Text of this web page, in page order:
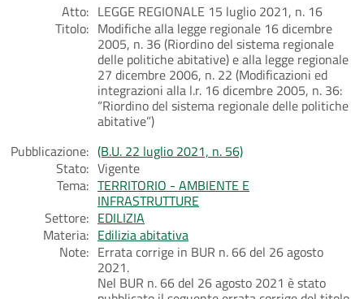
Atto: LEGGE REGIONALE 15 luglio 2021, n. 16
Titolo: Modifiche alla legge regionale 16 dicembre
2005, n. 36 (Riordino del sistema regionale
delle politiche abitative) e alla legge regionale
27 dicembre 2006, n. 22 (Modificazioni ed
integrazioni alla l.r. 16 dicembre 2005, n. 36:
“Riordino del sistema regionale delle politiche
abitative”)
Pubblicazione: (B.U. 22 luglio 2021, n. 56)
Stato: Vigente
Tema: TERRITORIO - AMBIENTE E
INFRASTRUTTURE
Settore: EDILIZIA
Materia: Edilizia abitativa
Note: Errata corrige in BUR n. 66 del 26 agosto
2021.
Nel BUR n. 66 del 26 agosto 2021 è stato